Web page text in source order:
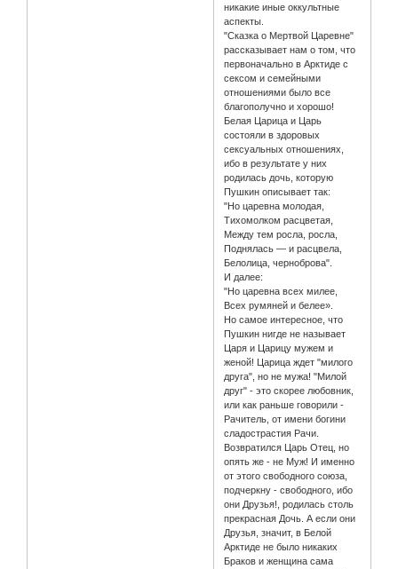
никакие иные оккультные
аспекты.
"Сказка о Мертвой Царевне"
рассказывает нам о том, что
первоначально в Арктиде с
сексом и семейными
отношениями было все
благополучно и хорошо!
Белая Царица и Царь
состояли в здоровых
сексуальных отношениях,
ибо в результате у них
родилась дочь, которую
Пушкин описывает так:
"Но царевна молодая,
Тихомолком расцветая,
Между тем росла, росла,
Поднялась — и расцвела,
Белолица, черноброва".
И далее:
"Но царевна всех милее,
Всех румяней и белее».
Но самое интересное, что
Пушкин нигде не называет
Царя и Царицу мужем и
женой! Царица ждет "милого
друга", но не мужа! "Милой
друг" - это скорее любовник,
или как раньше говорили -
Рачитель, от имени богини
сладострастия Рачи.
Возвратился Царь Отец, но
опять же - не Муж! И именно
от этого свободного союза,
подчеркну - свободного, ибо
они Друзья!, родилась столь
прекрасная Дочь. А если они
Друзья, значит, в Белой
Арктиде не было никаких
Браков и женщина сама